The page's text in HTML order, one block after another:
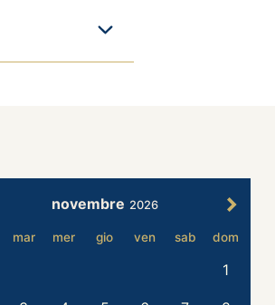
novembre 2026
mar mer gio ven sab dom
1